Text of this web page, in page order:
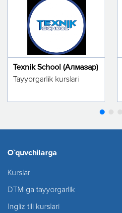
Texnik School (Алмазар)
Tayyorgarlik kurslari
O`quvchilarga
Kurslar
DTM ga tayyorgarlik
Ingliz tili kurslari